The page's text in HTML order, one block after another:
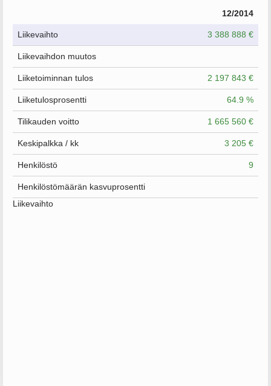
12/2014
Liikevaihto 3 388 888 €
Liikevaihdon muutos
Liiketoiminnan tulos 2 197 843 €
Liiketulosprosentti 64.9 %
Tilikauden voitto 1 665 560 €
Keskipalkka / kk 3 205 €
Henkilöstö 9
Henkilöstömäärän kasvuprosentti
Liikevaihto